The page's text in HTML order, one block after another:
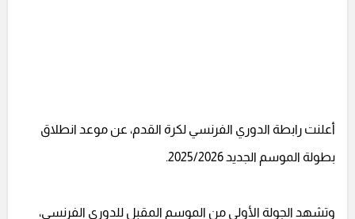
أعلنت رابطة الدوري الفرنسي لكرة القدم، عن موعد انطلاق
بطولة الموسم الجديد 2025/2026.
وتشهد الجولة الأولى من الموسم المقبل للدوري الفرنسي،